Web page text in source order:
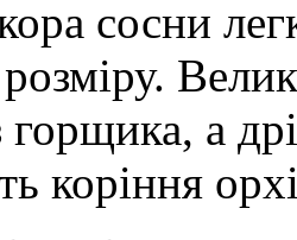
сосни
горщика, а
коріння